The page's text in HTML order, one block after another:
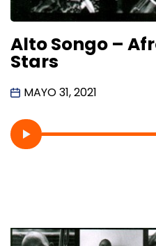
Alto Songo –
Stars
MAYO 31, 2021